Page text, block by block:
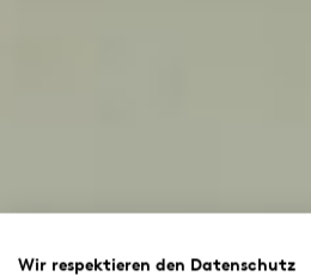
Wir respektieren den Datenschutz